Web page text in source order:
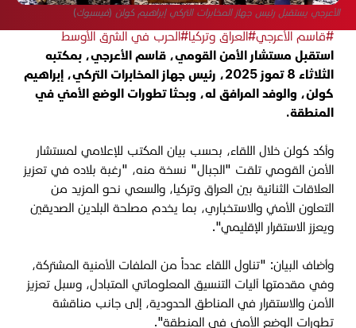
الأعرجي يستقبل رئيس جهاز المخابرات التركي إبراهيم كولن (فيسبوك)
#قاسم الأعرجي#العراق وتركيا#الحرب في الشرق الأوسط
استقبل مستشار الأمن القومي، قاسم الأعرجي، بمكتبه
الثلاثاء 8 تموز 2025، رئيس جهاز المخابرات التركي، إبراهيم
كولن، والوفد المرافق له، وبحثا تطورات الوضع الأمني في
المنطقة.
وأكد كولن خلال اللقاء، بحسب بيان المكتب للإعلامي لمستشار
الأمن القومي تلقت "الجبال" نسخة منه، "رغبة بلاده في تعزيز
العلاقات الثنائية بين العراق وتركيا، والسعي نحو المزيد من
التعاون الأمني والاستخباري، بما يخدم مصلحة البلدين الصديقين
ويعزز الاستقرار الإقليمي".
وأضاف البيان: "تناول اللقاء عدداً من الملفات الأمنية المشتركة،
وفي مقدمتها آليات التنسيق المعلوماتي المتبادل، وسبل تعزيز
الأمن والاستقرار في المناطق الحدودية، إلى جانب مناقشة
تطورات الوضع الأمني في المنطقة".